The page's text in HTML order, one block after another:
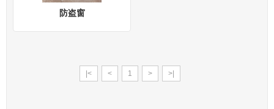
防盗窗
|< < 1 > >|